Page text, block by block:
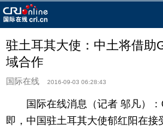
驻土耳其大使：中土将借助
域合作
国际在线 2016-09-03 06:28:43
国际在线消息（记者 邬凡）：
即，中国驻土耳其大使郁红阳在接